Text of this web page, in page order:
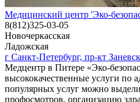
Медицинский центр 'Эко-
8(812)325-03-05
Новочеркасская
Ладожская
г Санкт-Петербург, пр-кт
Медцентр в Питере «Эко-
высококачественные услуги по
популярных услуг можно
профосмотров, организацию